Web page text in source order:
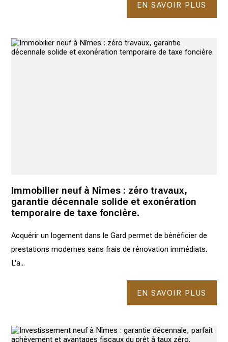
EN SAVOIR PLUS
Immobilier neuf à Nîmes : zéro travaux,
garantie décennale solide et exonération
temporaire de taxe foncière.
Acquérir un logement dans le Gard permet de bénéficier de
prestations modernes sans frais de rénovation immédiats.
L'a...
EN SAVOIR PLUS